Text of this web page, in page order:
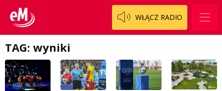
WŁĄCZ RADIO
TAG: wyniki